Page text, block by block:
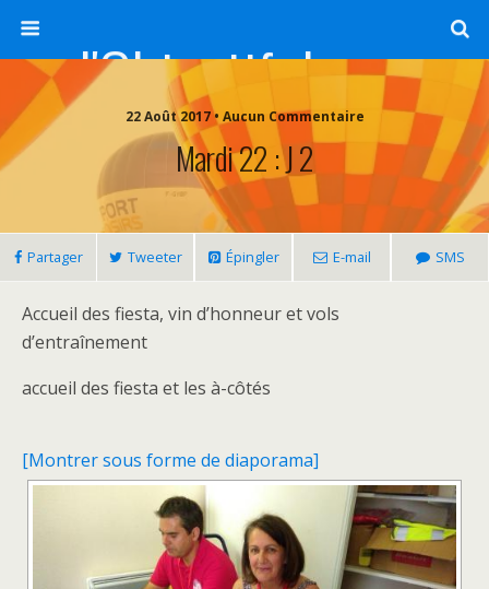
l'Objectif de Clairette
22 Août 2017 • Aucun Commentaire
Mardi 22 : J 2
Partager Tweeter Épingler E-mail SMS
Accueil des fiesta, vin d’honneur et vols
d’entraînement
accueil des fiesta et les à-côtés
[Montrer sous forme de diaporama]